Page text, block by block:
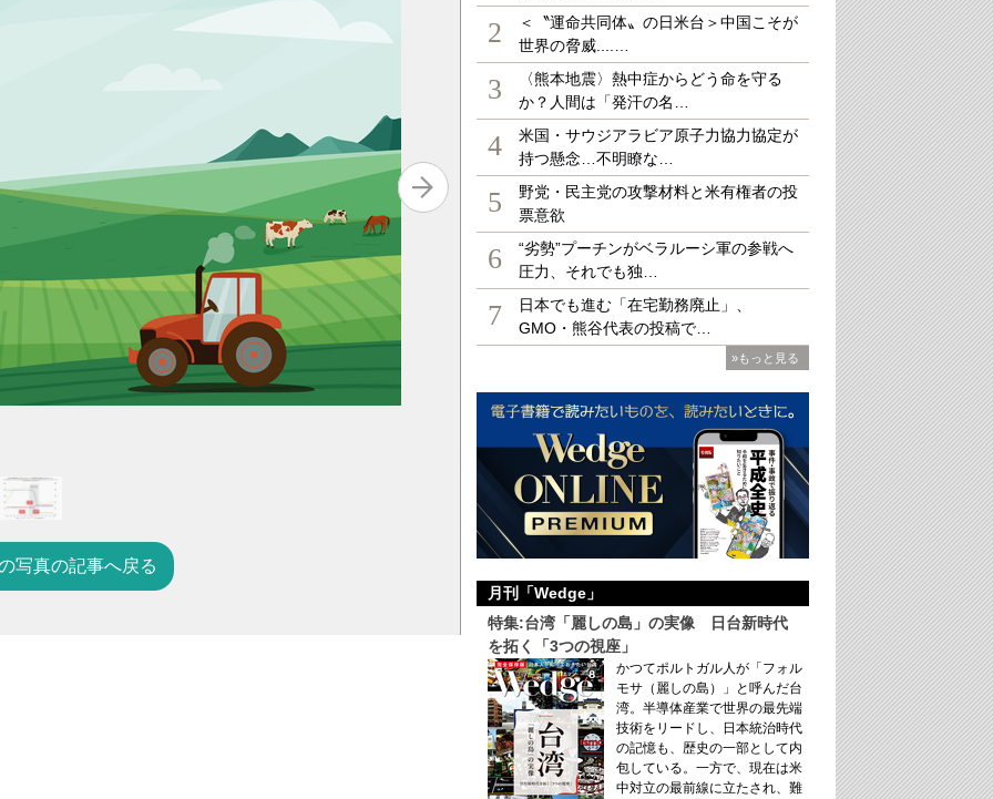
写真の記事へ戻る
2
＜〝運命共同体〟の日米台＞中国こそが
世界の脅威....…
3
〈熊本地震〉熱中症からどう命を守る
か？人間は「発汗の名…
4
米国・サウジアラビア原子力協力協定が
持つ懸念…不明瞭な…
5
野党・民主党の攻撃材料と米有権者の投
票意欲
6
“劣勢”プーチンがベラルーシ軍の参戦へ
圧力、それでも独…
7
日本でも進む「在宅勤務廃止」、
GMO・熊谷代表の投稿で…
»もっと見る
月刊「Wedge」
特集:台湾「麗しの島」の実像 日台新時代
を拓く「3つの視座」
かつてポルトガル人が「フォル
モサ（麗しの島）」と呼んだ台
湾。半導体産業で世界の最先端
技術をリードし、日本統治時代
の記憶も、歴史の一部として内
包している。一方で、現在は米
中対立の最前線に立たされ、難